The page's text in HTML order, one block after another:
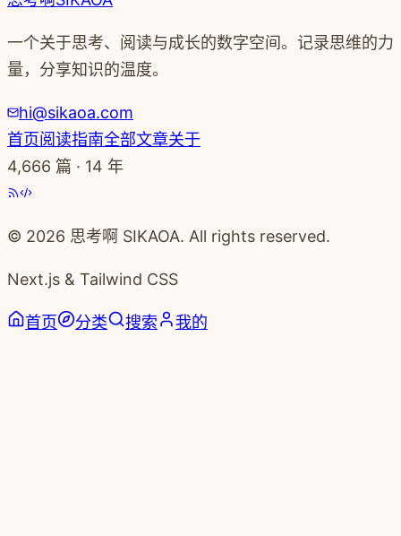
一个关于思考、阅读与成长的数字空间。记录思维的力
量，分享知识的温度。
hi@sikaoa.com
首页阅读指南全部文章关于
4,666 篇 · 14 年
© 2026 思考啊 SIKAOA. All rights reserved.
Next.js & Tailwind CSS
首页 分类 搜索 我的